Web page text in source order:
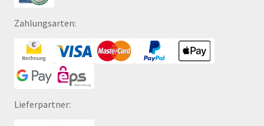
Zahlungsarten:
Lieferpartner: